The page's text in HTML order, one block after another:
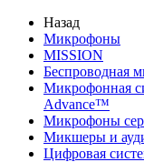
Назад
Микрофоны
MISSION
Беспроводная
Микрофонная
Advance™
Микрофоны
Микшеры и
Цифровая